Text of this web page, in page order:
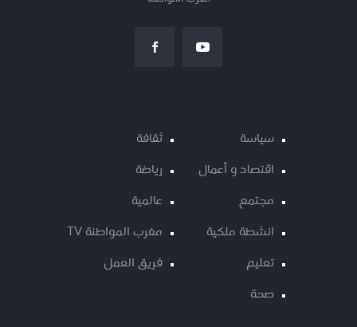
سياسة
اقتصاد و أعمال
مجتمع
انشطة ملكية
تعليم
صحة
ثقافة
رياضة
عالمية
مغرب المواطنة TV
فريق العمل